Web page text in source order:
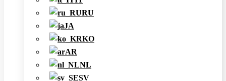
RU
JA
KO
AR
NL
SV